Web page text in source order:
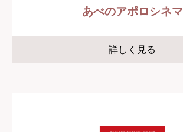
あべのアポロシネマ
詳しく見る